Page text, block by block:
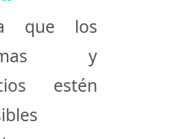
que los
y
estén